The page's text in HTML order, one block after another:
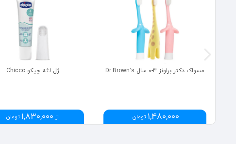
ژل لثه چیکو Chicco
از 1,830,000 تومان
مسواک دکتر براونز 3-0 سال Dr.Brown’s
1,480,000 تومان